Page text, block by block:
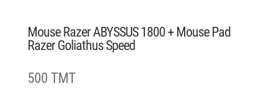
Mouse Razer ABYSSUS 1800 + Mouse Pad
Razer Goliathus Speed
500 TMT